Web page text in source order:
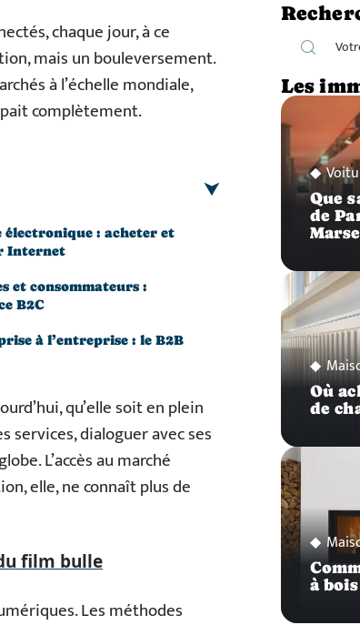
chaque jour, à ce
mais un bouleversement.
à l’échelle mondiale,
complètement.
électronique : acheter et
Internet
et consommateurs :
B2C
à l’entreprise : le B2B
qu’elle soit en plein
services, dialoguer avec ses
L’accès au marché
elle, ne connaît plus de
film bulle
Les méthodes
Les
Que
de
Où
de
à bois